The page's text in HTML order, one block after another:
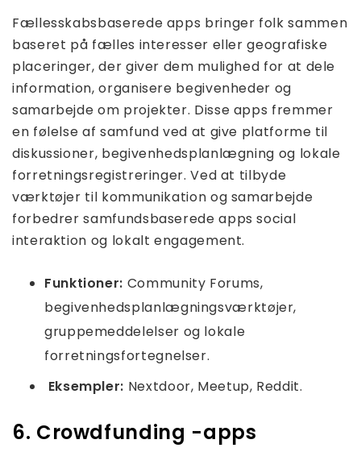
Fællesskabsbaserede apps bringer folk sammen
baseret på fælles interesser eller geografiske
placeringer, der giver dem mulighed for at dele
information, organisere begivenheder og
samarbejde om projekter. Disse apps fremmer
en følelse af samfund ved at give platforme til
diskussioner, begivenhedsplanlægning og lokale
forretningsregistreringer. Ved at tilbyde
værktøjer til kommunikation og samarbejde
forbedrer samfundsbaserede apps social
interaktion og lokalt engagement.
Funktioner: Community Forums,
begivenhedsplanlægningsværktøjer,
gruppemeddelelser og lokale
forretningsfortegnelser.
Eksempler: Nextdoor, Meetup, Reddit.
6. Crowdfunding -apps